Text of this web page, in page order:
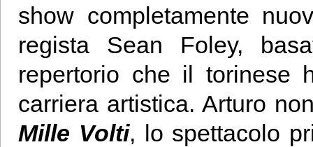
show completamente
regista Sean Foley,
repertorio che il torinese
carriera artistica. Arturo
Mille Volti, lo spettacolo